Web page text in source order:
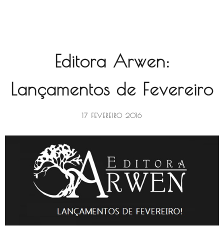
Editora Arwen:
Lançamentos de Fevereiro
17 FEVEREIRO 2016